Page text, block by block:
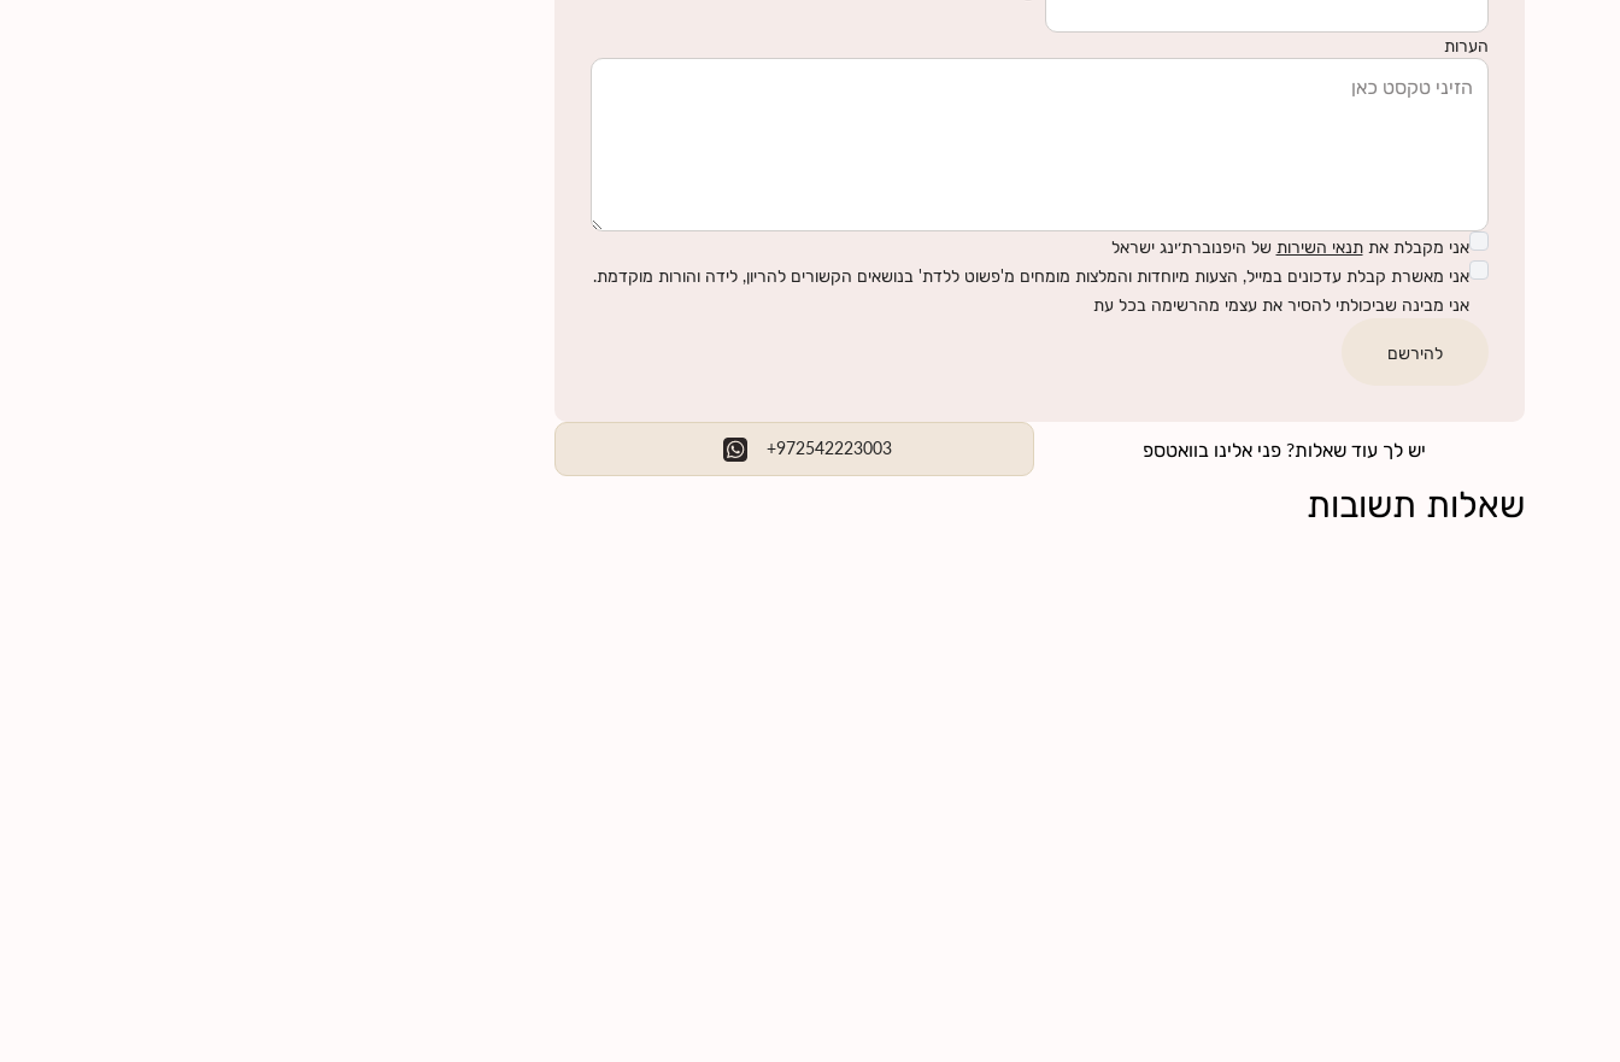
הערות
אני מקבלת אתתנאי השירות של היפנוברת׳ינג ישראל
אני מאשרת קבלת עדכונים במייל, הצעות מיוחדות והמלצות מומחים מ'פשוט ללדת' בנושאים הקשורים להריון, לידה והורות מוקדמת.
אני מבינה שביכולתי להסיר את עצמי מהרשימה בכל עת
להירשם
יש לך עוד שאלות? פני אלינו בוואטספ +972542223003
שאלות תשובות